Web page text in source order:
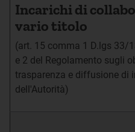
Incarichi di
vario titolo
(art. 15 comma 1 D.lgs 33/
e 2 del Regolamento sugli
trasparenza e diffusione di
dell'Autorità)